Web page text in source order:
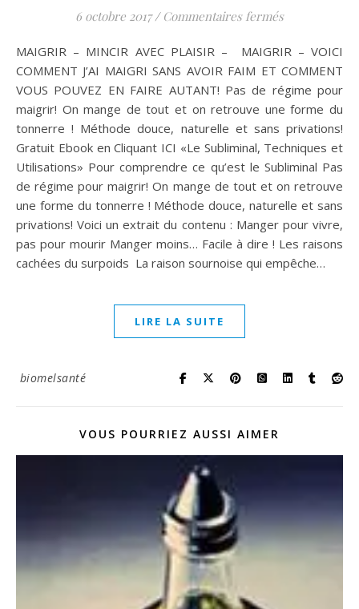
6 octobre 2017 / Commentaires ferméssur MAIGRIR
MAIGRIR – MINCIR AVEC PLAISIR – MAIGRIR – VOICI
COMMENT J’AI MAIGRI SANS AVOIR FAIM ET COMMENT
VOUS POUVEZ EN FAIRE AUTANT! Pas de régime pour
maigrir! On mange de tout et on retrouve une forme du
tonnerre ! Méthode douce, naturelle et sans privations!
Gratuit Ebook en Cliquant ICI «Le Subliminal, Techniques et
Utilisations» Pour comprendre ce qu’est le Subliminal Pas
de régime pour maigrir! On mange de tout et on retrouve
une forme du tonnerre ! Méthode douce, naturelle et sans
privations! Voici un extrait du contenu : Manger pour vivre,
pas pour mourir Manger moins… Facile à dire ! Les raisons
cachées du surpoids La raison sournoise qui empêche…
LIRE LA SUITE
biomelsanté
VOUS POURRIEZ AUSSI AIMER